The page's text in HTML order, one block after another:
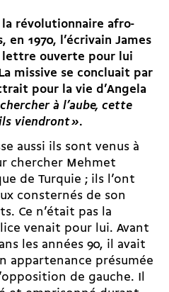
la révolutionnaire afro-
en 1970, l’écrivain James
lettre ouverte pour lui
missive se concluait par
pour la vie d’Angela
à l’aube, cette
viendront».
aussi ils sont venus à
chercher Mehmet
de Turquie ; ils l’ont
consternés de son
Ce n’était pas la
venait pour lui. Avant
les années 90, il avait
appartenance présumée
de gauche. Il